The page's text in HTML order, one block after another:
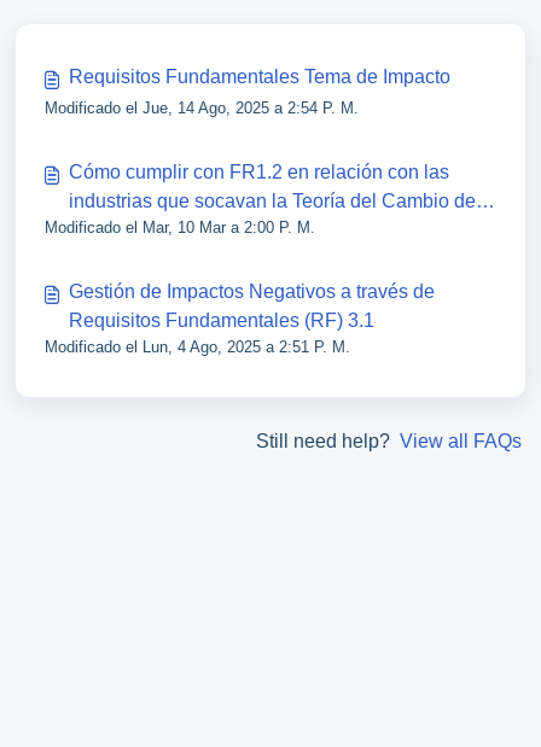
Requisitos Fundamentales Tema de Impacto
Modificado el Jue, 14 Ago, 2025 a 2:54 P. M.
Cómo cumplir con FR1.2 en relación con las
industrias que socavan la Teoría del Cambio de B
Lab
Modificado el Mar, 10 Mar a 2:00 P. M.
Gestión de Impactos Negativos a través de
Requisitos Fundamentales (RF) 3.1
Modificado el Lun, 4 Ago, 2025 a 2:51 P. M.
Still need help? View all FAQs